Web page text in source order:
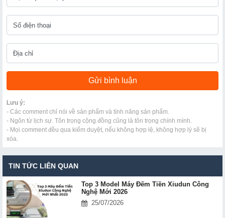
Lưu ý:
- Các comment chỉ nói về sản phẩm và tính năng sản phẩm.
- Ngôn từ lịch sự. Tôn trọng cộng đồng cũng là tôn trọng chính mình.
- Mọi comment đều qua kiểm duyệt, nếu không hợp lệ, không hợp lý sẽ bị
xóa.
TIN TỨC LIÊN QUAN
Top 3 Model Máy Đếm Tiền Xiudun Công
Nghệ Mới 2026
25/07/2026